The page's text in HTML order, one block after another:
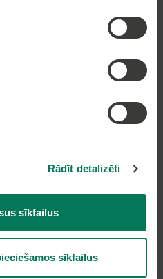
Rādīt detalizēti
sīkfailus
sīkfailus
22318183